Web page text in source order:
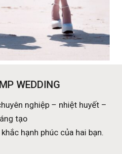
WEDDING
nghiệp – nhiệt huyết –
tạo
hạnh phúc của hai bạn.